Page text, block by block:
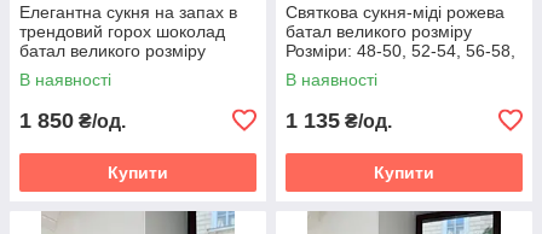
Елегантна сукня на запах в
трендовий горох шоколад
батал великого розміру
Розміри: 50-52, 54-56, 58-60
В наявності
1 850 ₴/од.
Купити
Святкова сукня-міді рожева
батал великого розміру
Розміри: 48-50, 52-54, 56-58,
60-62
В наявності
1 135 ₴/од.
Купити